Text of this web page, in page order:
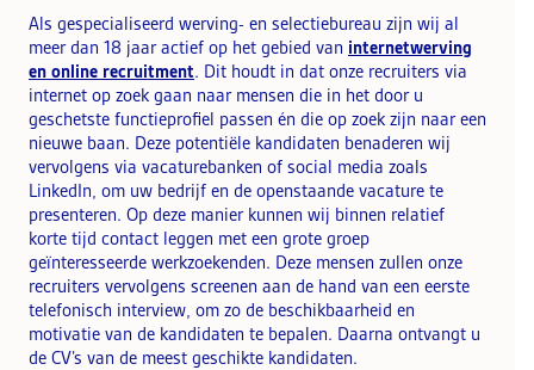
Als gespecialiseerd werving- en selectiebureau zijn wij al
meer dan 18 jaar actief op het gebied van internetwerving
en online recruitment. Dit houdt in dat onze recruiters via
internet op zoek gaan naar mensen die in het door u
geschetste functieprofiel passen én die op zoek zijn naar een
nieuwe baan. Deze potentiële kandidaten benaderen wij
vervolgens via vacaturebanken of social media zoals
LinkedIn, om uw bedrijf en de openstaande vacature te
presenteren. Op deze manier kunnen wij binnen relatief
korte tijd contact leggen met een grote groep
geïnteresseerde werkzoekenden. Deze mensen zullen onze
recruiters vervolgens screenen aan de hand van een eerste
telefonisch interview, om zo de beschikbaarheid en
motivatie van de kandidaten te bepalen. Daarna ontvangt u
de CV’s van de meest geschikte kandidaten.